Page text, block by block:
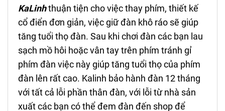
KaLinhthuận tiện cho việc thay phím, thiết kế
cổ điển đơn giản, việc giữ đàn khô ráo sẽ giúp
tăng tuổi thọ đàn. Sau khi chơi đàn các bạn lau
sạch mồ hôi hoặc vân tay trên phím tránh gỉ
phím đàn việc này giúp tăng tuổi thọ của phím
đàn lên rất cao. Kalinh bảo hành đàn 12 tháng
với tất cả lỗi phần thân đàn, với lỗi từ nhà sản
xuất các bạn có thể đem đàn đến shop để